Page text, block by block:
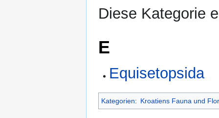
Diese Kategorie
E
Equisetopsida
Kategorien: Kroatiens Fauna und